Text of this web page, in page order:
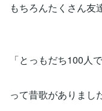
もちろんたくさん友
「とっもだち100人
って昔歌がありまし